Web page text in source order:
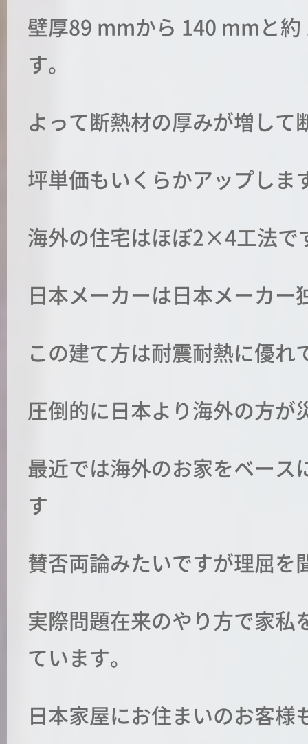
壁厚89 mmから 140 mmと
す。
よって断熱材の厚みが増し
坪単価もいくらかアップし
海外の住宅はほぼ2×4工法で
日本メーカーは日本メーカ
この建て方は耐震耐熱に優れ
圧倒的に日本より海外の方が
最近では海外のお家をベー
す
賛否両論みたいですが理屈
実際問題在来のやり方で家
ています。
日本家屋にお住まいのお客